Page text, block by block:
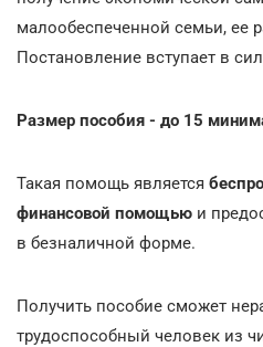
малообеспеченной семьи, ее
Постановление вступает в
Размер пособия - до 15
Такая помощь является
финансовой помощью и
в безналичной форме.
Получить пособие сможет
трудоспособный человек из